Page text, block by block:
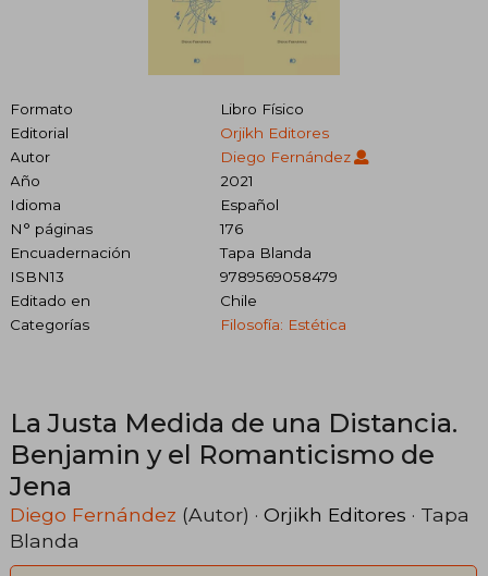
Formato
Libro Físico
Editorial
Orjikh Editores
Autor
Diego Fernández
Año
2021
Idioma
Español
N° páginas
176
Encuadernación
Tapa Blanda
ISBN13
9789569058479
Editado en
Chile
Categorías
Filosofía: Estética
La Justa Medida de una Distancia.
Benjamin y el Romanticismo de
Jena
Diego Fernández (Autor) · Orjikh Editores · Tapa
Blanda